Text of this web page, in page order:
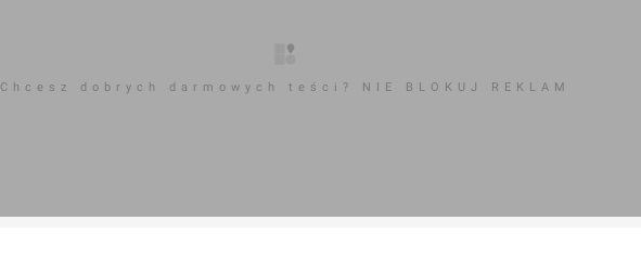
Chcesz dobrych darmowych teści? NIE BLOKUJ REKLAM